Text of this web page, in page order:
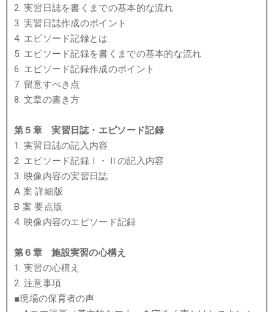
2. 実習日誌を書くまでの基本的な流れ
3. 実習日誌作成のポイント
4. エピソード記録とは
5. エピソード記録を書くまでの基本的な流れ
6. エピソード記録作成のポイント
7. 留意すべき点
8. 文章の書き方
第５章 実習日誌・エピソード記録
1. 実習日誌の記入内容
2. エピソード記録Ⅰ・Ⅱの記入内容
3. 映像内容の実習日誌
A 案 詳細版
B 案 要点版
4. 映像内容のエピソード記録
第６章 施設実習の心構え
1. 実習の心構え
2. 注意事項
■現場の保育者の声